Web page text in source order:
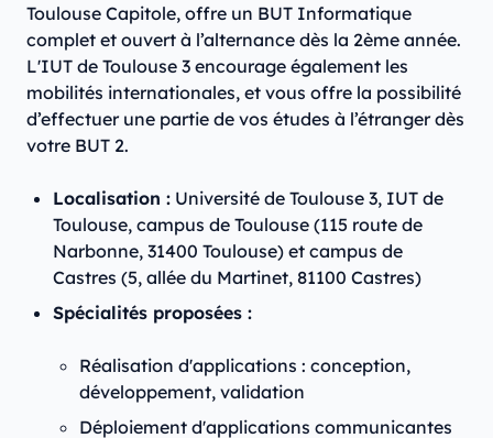
Toulouse Capitole, offre un BUT Informatique
complet et ouvert à l’alternance dès la 2ème année.
L'IUT de Toulouse 3 encourage également les
mobilités internationales, et vous offre la possibilité
d’effectuer une partie de vos études à l’étranger dès
votre BUT 2.
Localisation : Université de Toulouse 3, IUT de
Toulouse, campus de Toulouse (115 route de
Narbonne, 31400 Toulouse) et campus de
Castres (5, allée du Martinet, 81100 Castres)
Spécialités proposées :
Réalisation d'applications : conception,
développement, validation
Déploiement d'applications communicantes